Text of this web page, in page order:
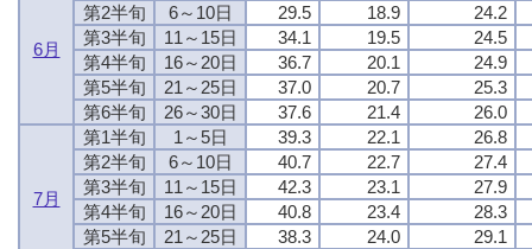
6月
第2半旬
6～10日 29.5 18.9
24.2
第3半旬
11～15日 34.1 19.5
24.5
第4半旬
16～20日 36.7 20.1
24.9
第5半旬
21～25日 37.0 20.7
25.3
第6半旬
26～30日 37.6 21.4 26.0
7月
第1半旬 1～5日 39.3 22.1
26.8
第2半旬
6～10日 40.7 22.7
27.4
第3半旬
11～15日 42.3 23.1
27.9
第4半旬
16～20日 40.8 23.4
28.3
第5半旬
21～25日 38.3 24.0
29.1